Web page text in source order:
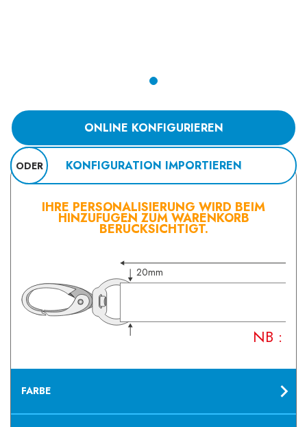
ONLINE KONFIGURIEREN
ODER KONFIGURATION IMPORTIEREN
IHRE PERSONALISIERUNG WIRD BEIM
HINZUFÜGEN ZUM WARENKORB
BERÜCKSICHTIGT.
20mm
NB :
FARBE